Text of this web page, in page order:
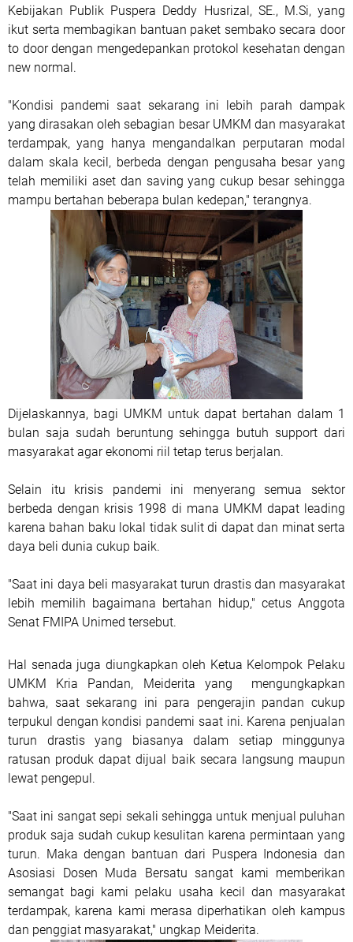
Kebijakan Publik Puspera Deddy Husrizal, SE., M.Si, yang
ikut serta membagikan bantuan paket sembako secara door
to door dengan mengedepankan protokol kesehatan dengan
new normal.
"Kondisi pandemi saat sekarang ini lebih parah dampak
yang dirasakan oleh sebagian besar UMKM dan masyarakat
terdampak, yang hanya mengandalkan perputaran modal
dalam skala kecil, berbeda dengan pengusaha besar yang
telah memiliki aset dan saving yang cukup besar sehingga
mampu bertahan beberapa bulan kedepan," terangnya.
Dijelaskannya, bagi UMKM untuk dapat bertahan dalam 1
bulan saja sudah beruntung sehingga butuh support dari
masyarakat agar ekonomi riil tetap terus berjalan.
Selain itu krisis pandemi ini menyerang semua sektor
berbeda dengan krisis 1998 di mana UMKM dapat leading
karena bahan baku lokal tidak sulit di dapat dan minat serta
daya beli dunia cukup baik.
"Saat ini daya beli masyarakat turun drastis dan masyarakat
lebih memilih bagaimana bertahan hidup," cetus Anggota
Senat FMIPA Unimed tersebut.
Hal senada juga diungkapkan oleh Ketua Kelompok Pelaku
UMKM Kria Pandan, Meiderita yang mengungkapkan
bahwa, saat sekarang ini para pengerajin pandan cukup
terpukul dengan kondisi pandemi saat ini. Karena penjualan
turun drastis yang biasanya dalam setiap minggunya
ratusan produk dapat dijual baik secara langsung maupun
lewat pengepul.
"Saat ini sangat sepi sekali sehingga untuk menjual puluhan
produk saja sudah cukup kesulitan karena permintaan yang
turun. Maka dengan bantuan dari Puspera Indonesia dan
Asosiasi Dosen Muda Bersatu sangat kami memberikan
semangat bagi kami pelaku usaha kecil dan masyarakat
terdampak, karena kami merasa diperhatikan oleh kampus
dan penggiat masyarakat," ungkap Meiderita.